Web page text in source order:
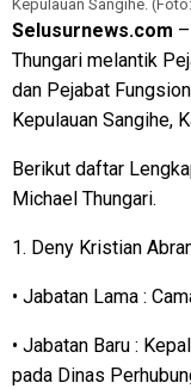
Kepulauan Sangihe.
Selusurnews.com
Thungari melantik
dan Pejabat
Kepulauan Sangihe,
Berikut daftar
Michael Thungari.
1. Deny Kristian
• Jabatan Lama :
• Jabatan Baru :
pada Dinas